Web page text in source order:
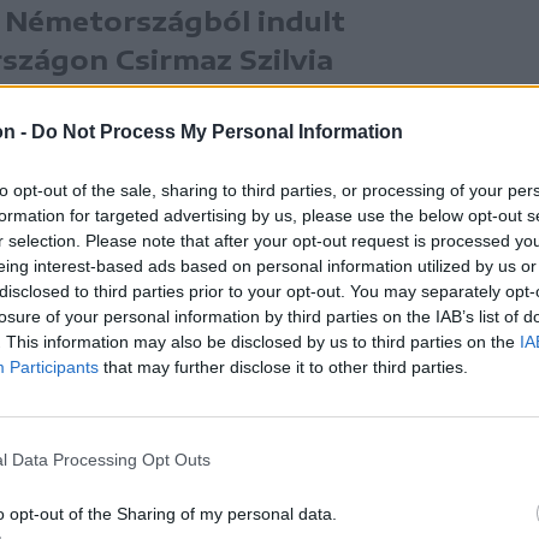
- Do Not Process My Personal Information
opt-out of the sale, sharing to third parties, or processing of your
for targeted advertising by us, please use the below opt-out
selection. Please note that after your opt-out request is processed
interest-based ads based on personal information utilized by us
to third parties prior to your opt-out. You may separately
of your personal information by third parties on the IAB’s list of
This information may also be disclosed by us to third parties on the
Participants that may further disclose it to other third parties.
Data Processing Opt Outs
opt-out of the Sharing of my personal data.
indult
Csirmaz Szilvia
már számtalan oktatót
aki heti egy alkalommal, szerdánként tartja
60 év felettieknek a Gábor Áron